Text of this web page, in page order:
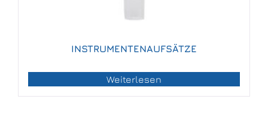
INSTRUMENTENAUFSÄTZE
Weiterlesen